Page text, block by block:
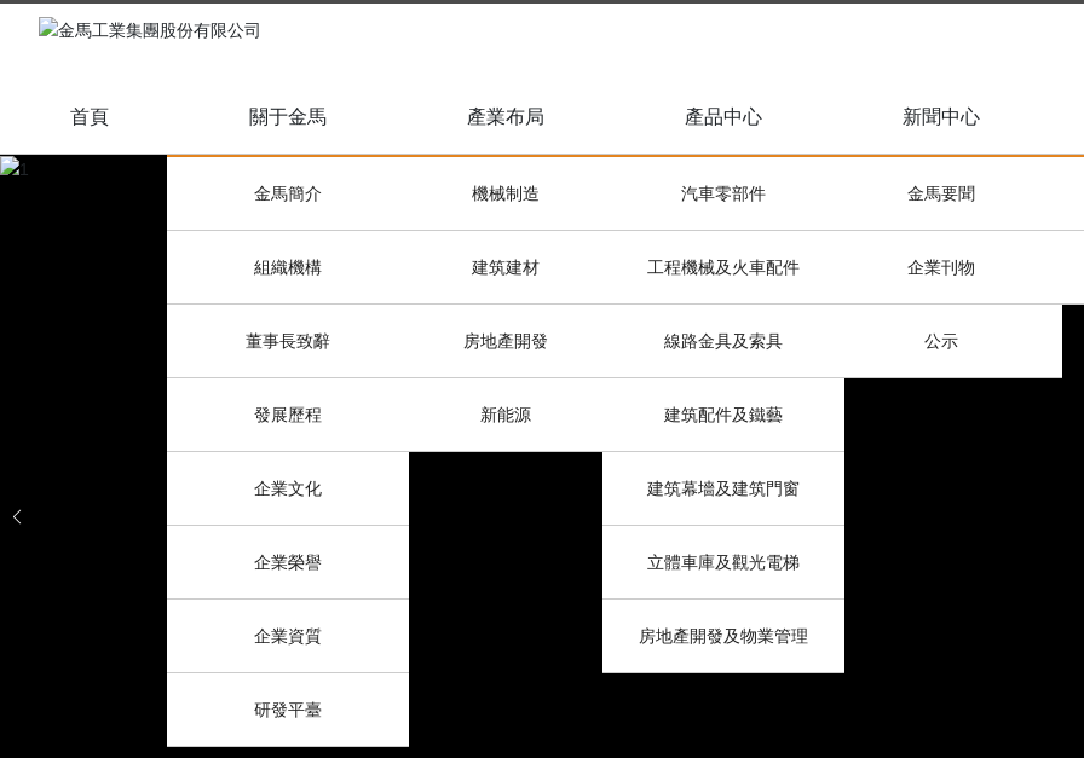
首頁 關于金馬
金馬簡介
組織機構
董事長致辭
發展歷程
企業文化
企業榮譽
企業資質
研發平臺
產業布局
機械制造
建筑建材
房地產開發
新能源
產品中心
汽車零部件
工程機械及火車配件
線路金具及索具
建筑配件及鐵藝
建筑幕墻及建筑門窗
立體車庫及觀光電梯
房地產開發及物業管理
新聞中心
金馬要聞
企業刊物
公示